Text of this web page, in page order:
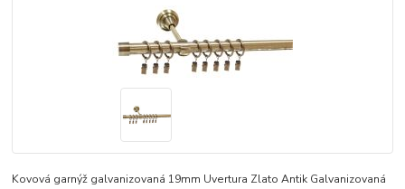
Kovová garnýž galvanizovaná 19mm Uvertura Zlato Antik Galvanizovaná